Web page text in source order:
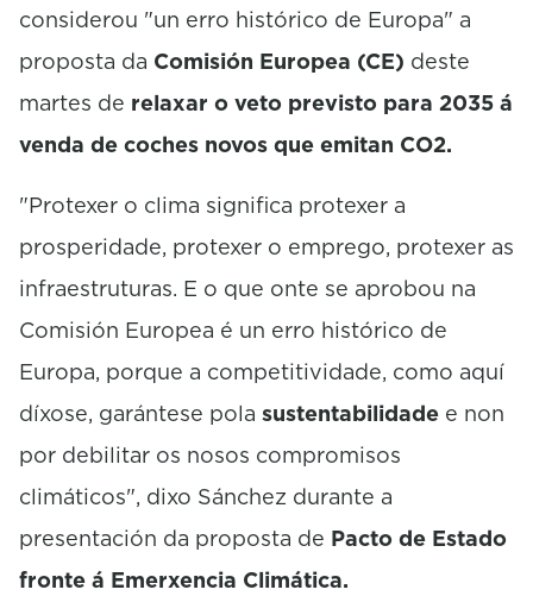
considerou "un erro histórico de Europa" a
proposta da Comisión Europea (CE) deste
martes de relaxar o veto previsto para 2035 á
venda de coches novos que emitan CO2.
"Protexer o clima significa protexer a
prosperidade, protexer o emprego, protexer as
infraestruturas. E o que onte se aprobou na
Comisión Europea é un erro histórico de
Europa, porque a competitividade, como aquí
díxose, garántese pola sustentabilidade e non
por debilitar os nosos compromisos
climáticos", dixo Sánchez durante a
presentación da proposta de Pacto de Estado
fronte á Emerxencia Climática.